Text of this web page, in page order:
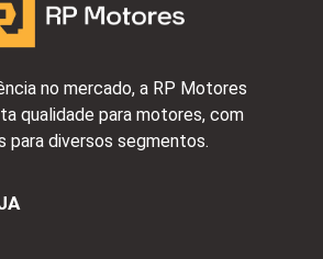
no mercado, a RP Motores
qualidade para motores, com
para diversos segmentos.